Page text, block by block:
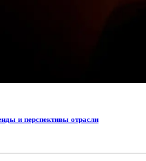
и перспективы отрасли